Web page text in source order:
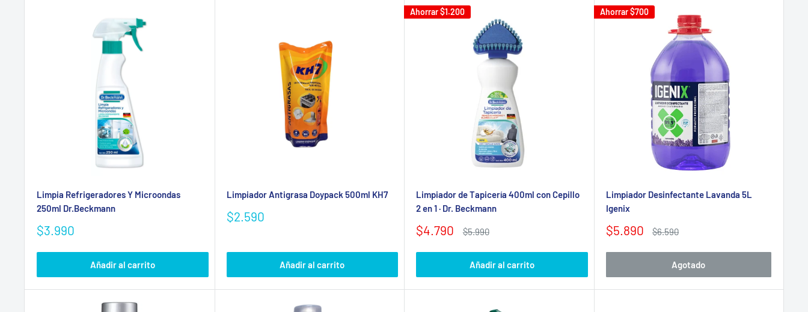
Limpia Refrigeradores Y Microondas
250ml Dr.Beckmann
Precio
venta
$3.990
Añadir al carrito
Limpiador Antigrasa Doypack 500ml KH7
Precio
$2.590
Añadir al carrito
Ahorrar$1.200
Limpiador de Tapicería 400ml con Cepillo
2 en 1 · Dr. Beckmann
Precio
venta
$4.790
Precio
$5.990
Añadir al carrito
Ahorrar$700
Limpiador Desinfectante Lavanda 5L
Igenix
Precio
venta
$5.890
Precio
$6.590
Agotado